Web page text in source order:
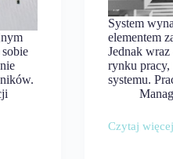
System
elementem
Jednak
rynku pracy,
systemu.
Czytaj więcej
Transformacja